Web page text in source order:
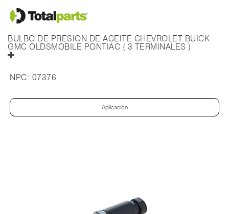
BULBO DE PRESION DE ACEITE CHEVROLET BUICK
GMC OLDSMOBILE PONTIAC ( 3 TERMINALES )
NPC: 07376
Aplicación